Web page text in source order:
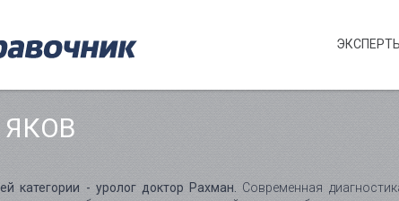
ЭКСПЕРТЫ
категории - уролог доктор Рахман.
Современная